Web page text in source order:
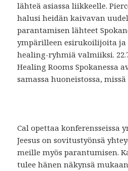
lähteä asiassa liikkeelle.
halusi heidän kaivavan
parantamisen lähteet
ympärilleen esirukoilijoita
healing-ryhmiä valmiiksi.
Healing Rooms Spokanessa
samassa huoneistossa,
Cal opettaa konferensseissa
Jeesus on sovitustyönsä
meille myös parantumisen.
tulee hänen näkynsä